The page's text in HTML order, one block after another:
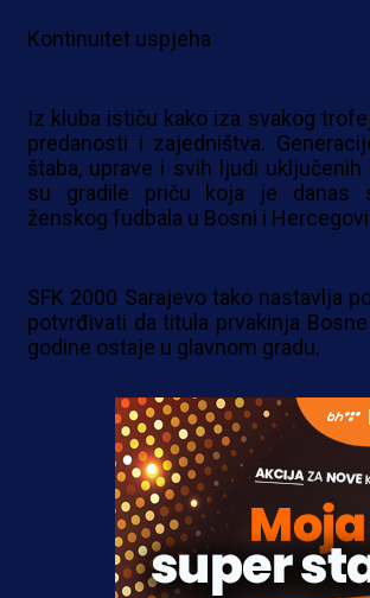
Kontinuitet uspjeha
Iz kluba ističu kako iza svakog
predanosti i zajedništva.
štaba, uprave i svih ljudi
su gradile priču koja je danas
ženskog fudbala u Bosni i
SFK 2000 Sarajevo tako nastavlja
potvrđivati da titula prvakinja
godine ostaje u glavnom gradu.